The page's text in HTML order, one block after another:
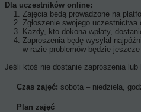
Dla uczestników online:
Zajęcia będą prowadzone na
Zgłoszenie swojego
Każdy, kto dokona wpłaty,
Zaproszenia będę wysyłał
w razie problemów będzie
Jeśli ktoś nie dostanie zaproszenia
Czas zajęć: sobota – niedziela,
Plan zajęć